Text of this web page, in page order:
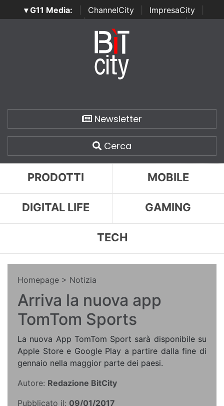
▾ G11 Media: ChannelCity ImpresaCity
SecurityOpenLab | Italian Channel Awards | Italian
Italian Security Awards
Newsletter
Cerca
PRODOTTI MOBILE
DIGITAL LIFE GAMING
TECH
Homepage > Notizia
Arriva la nuova app
TomTom Sports
La nuova App TomTom Sport sarà disponibile su
Apple Store e Google Play a partire dalla fine di
gennaio nella maggior parte dei paesi.
Autore: Redazione BitCity
Pubblicato il: 09/01/2017